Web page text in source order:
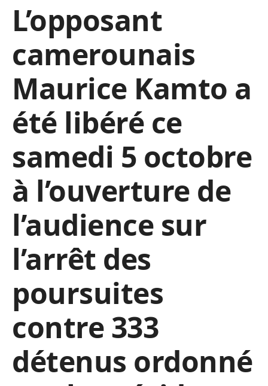
L’opposant
camerounais
Maurice Kamto a
été libéré ce
samedi 5 octobre
à l’ouverture de
l’audience sur
l’arrêt des
poursuites
contre 333
détenus ordonné